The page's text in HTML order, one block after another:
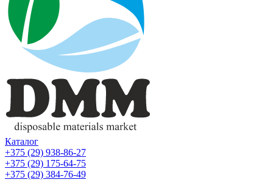
Каталог
+375 (29) 938-86-27
+375 (29) 175-64-75
+375 (29) 384-76-49